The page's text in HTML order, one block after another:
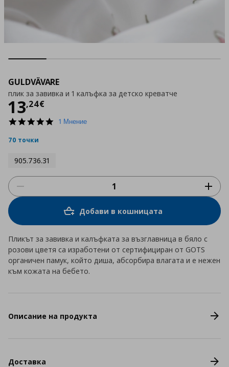
GULDVÄVARE
плик за завивка и 1 калъфка за детско креватче
13,24€
Цена
5.01 Мнение
70 точки
905.736.31
Добави в кошницата
Пликът за завивка и калъфката за възглавница в бяло с
розови цветя са изработени от сертифициран от GOTS
органичен памук, който диша, абсорбира влагата и е нежен
към кожата на бебето.
Описание на продукта
Доставка